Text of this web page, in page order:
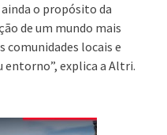
o propósito da
de um mundo mais
comunidades locais e
entorno”, explica a Altri.